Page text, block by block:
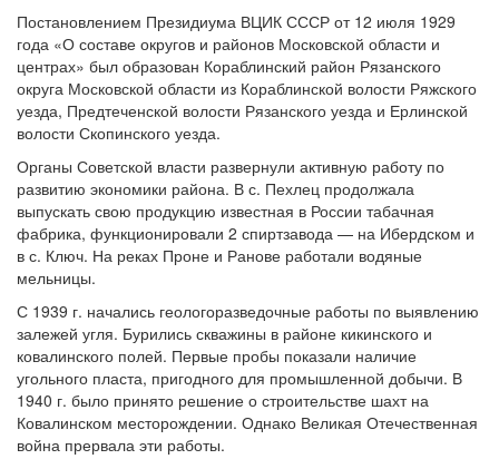
Постановлением Президиума ВЦИК СССР от 12 июля 1929
года «О составе округов и районов Московской области и
центрах» был образован Кораблинский район Рязанского
округа Московской области из Кораблинской волости Ряжского
уезда, Предтеченской волости Рязанского уезда и Ерлинской
волости Скопинского уезда.
Органы Советской власти развернули активную работу по
развитию экономики района. В с. Пехлец продолжала
выпускать свою продукцию известная в России табачная
фабрика, функционировали 2 спиртзавода — на Ибердском и
в с. Ключ. На реках Проне и Ранове работали водяные
мельницы.
С 1939 г. начались геологоразведочные работы по выявлению
залежей угля. Бурились скважины в районе кикинского и
ковалинского полей. Первые пробы показали наличие
угольного пласта, пригодного для промышленной добычи. В
1940 г. было принято решение о строительстве шахт на
Ковалинском месторождении. Однако Великая Отечественная
война прервала эти работы.